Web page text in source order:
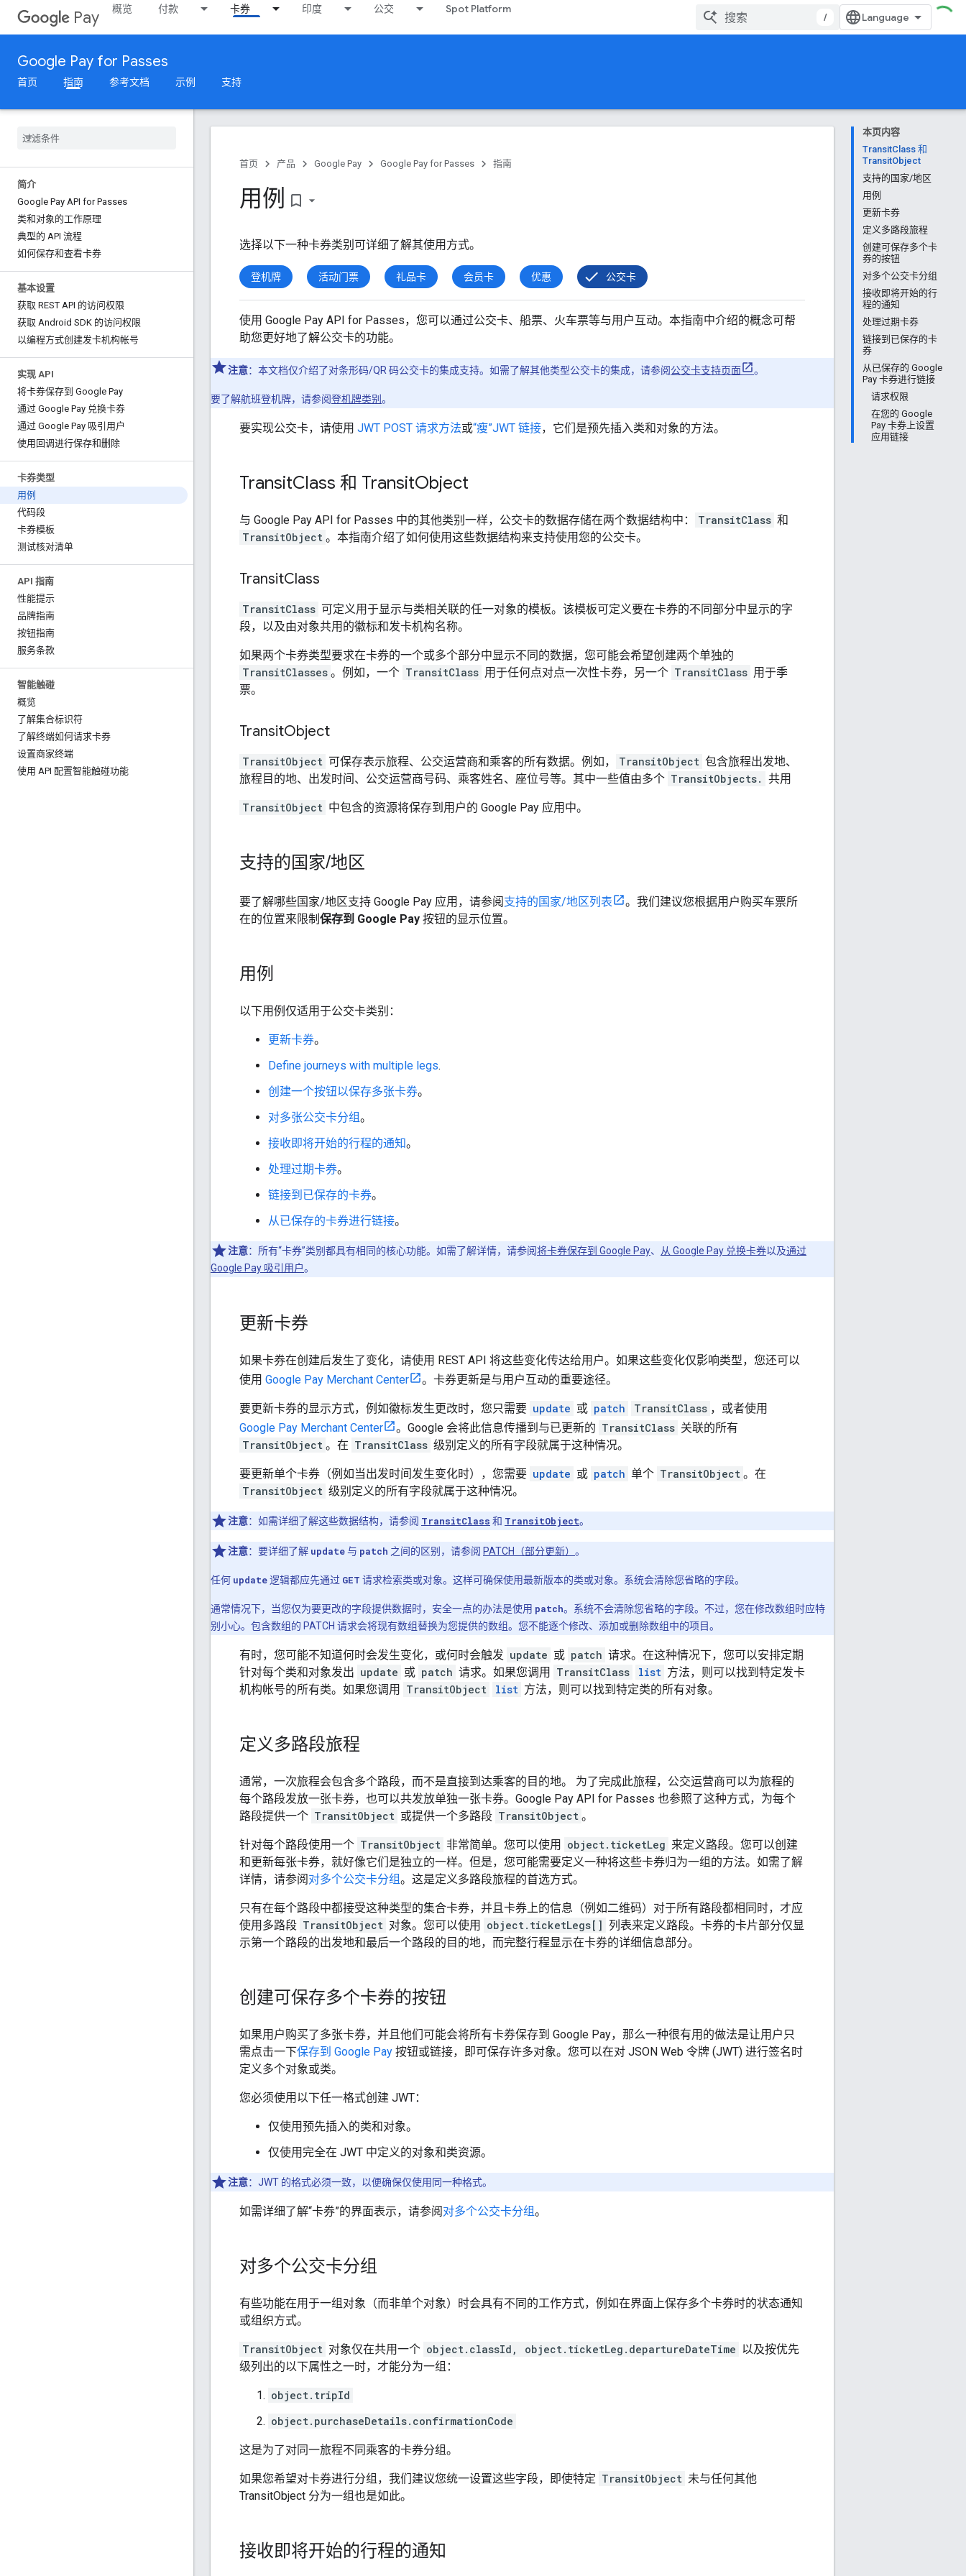
Pay 概览 付款 卡券 印度 公交 Spot Platform
/
Google Pay for Passes
首页 指南 参考文档 示例 支持
简介
Google Pay API for Passes
类和对象的工作原理
典型的 API 流程
如何保存和查看卡券
基本设置
获取 REST API 的访问权限
获取 Android SDK 的访问权限
以编程方式创建发卡机构帐号
实现 API
将卡券保存到 Google Pay
通过 Google Pay 兑换卡券
通过 Google Pay 吸引用户
使用回调进行保存和删除
卡券类型
用例
代码段
卡券模板
测试核对清单
API 指南
性能提示
品牌指南
按钮指南
服务条款
智能触碰
概览
了解集合标识符
了解终端如何请求卡券
设置商家终端
使用 API 配置智能触碰功能
本页内容
TransitClass 和
TransitObject
支持的国家/地区
用例
更新卡券
定义多路段旅程
创建可保存多个卡
券的按钮
对多个公交卡分组
接收即将开始的行
程的通知
处理过期卡券
链接到已保存的卡
券
从已保存的 Google
Pay 卡券进行链接
请求权限
在您的 Google
Pay 卡券上设置
应用链接
首页 产品 Google Pay Google Pay for Passes 指南
用例 bookmark_border
选择以下一种卡券类别可详细了解其使用方式。
登机牌 活动门票 礼品卡 会员卡 优惠 公交卡
使用 Google Pay API for Passes，您可以通过公交卡、船票、火车票等与用户互动。本指南中介绍的概念可帮
助您更好地了解公交卡的功能。
注意：本文档仅介绍了对条形码/QR 码公交卡的集成支持。如需了解其他类型公交卡的集成，请参阅公交卡支持页面 。
要了解航班登机牌，请参阅登机牌类别 。
要实现公交卡，请使用 JWT POST 请求方法或“瘦”JWT 链接，它们是预先插入类和对象的方法。
TransitClass 和 TransitObject
与 Google Pay API for Passes 中的其他类别一样，公交卡的数据存储在两个数据结构中： TransitClass 和
TransitObject 。本指南介绍了如何使用这些数据结构来支持使用您的公交卡。
TransitClass
TransitClass 可定义用于显示与类相关联的任一对象的模板。该模板可定义要在卡券的不同部分中显示的字
段，以及由对象共用的徽标和发卡机构名称。
如果两个卡券类型要求在卡券的一个或多个部分中显示不同的数据，您可能会希望创建两个单独的
TransitClasses 。例如，一个 TransitClass 用于任何点对点一次性卡券，另一个 TransitClass 用于季
票。
TransitObject
TransitObject 可保存表示旅程、公交运营商和乘客的所有数据。例如， TransitObject 包含旅程出发地、
旅程目的地、出发时间、公交运营商号码、乘客姓名、座位号等。其中一些值由多个 TransitObjects. 共用
TransitObject 中包含的资源将保存到用户的 Google Pay 应用中。
支持的国家/地区
要了解哪些国家/地区支持 Google Pay 应用，请参阅支持的国家/地区列表
。我们建议您根据用户购买车票所
在的位置来限制 保存到 Google Pay 按钮的显示位置。
用例
以下用例仅适用于公交卡类别：
更新卡券。
Define journeys with multiple legs.
创建一个按钮以保存多张卡券。
对多张公交卡分组。
接收即将开始的行程的通知。
处理过期卡券。
链接到已保存的卡券。
从已保存的卡券进行链接。
注意：所有“卡券”类别都具有相同的核心功能。如需了解详情，请参阅将卡券保存到 Google Pay、 从 Google Pay 兑换卡券以及通过
Google Pay 吸引用户。
更新卡券
如果卡券在创建后发生了变化，请使用 REST API 将这些变化传达给用户。如果这些变化仅影响类型，您还可以
使用 Google Pay Merchant Center 。卡券更新是与用户互动的重要途径。
要更新卡券的显示方式，例如徽标发生更改时，您只需要 update 或 patch TransitClass ，或者使用
Google Pay Merchant Center
。Google 会将此信息传播到与已更新的 TransitClass 关联的所有
TransitObject 。在 TransitClass 级别定义的所有字段就属于这种情况。
要更新单个卡券（例如当出发时间发生变化时），您需要 update 或 patch 单个 TransitObject 。在
TransitObject 级别定义的所有字段就属于这种情况。
注意：如需详细了解这些数据结构，请参阅 TransitClass 和 TransitObject。
注意：要详细了解 update与 patch 之间的区别，请参阅 PATCH（部分更新） 。
任何 update逻辑都应先通过 GET 请求检索类或对象。这样可确保使用最新版本的类或对象。系统会清除您省略的字段。
通常情况下，当您仅为要更改的字段提供数据时，安全一点的办法是使用 patch。系统不会清除您省略的字段。不过，您在修改数组时应特
别小心。包含数组的 PATCH 请求会将现有数组替换为您提供的数组。您不能逐个修改、添加或删除数组中的项目。
有时，您可能不知道何时会发生变化，或何时会触发 update 或 patch 请求。在这种情况下，您可以安排定期
针对每个类和对象发出 update 或 patch 请求。如果您调用 TransitClass list 方法，则可以找到特定发卡
机构帐号的所有类。如果您调用
TransitObject list 方法，则可以找到特定类的所有对象。
定义多路段旅程
通常，一次旅程会包含多个路段，而不是直接到达乘客的目的地。 为了完成此旅程，公交运营商可以为旅程的
每个路段发放一张卡券，也可以共发放单独一张卡券。Google Pay API for Passes 也参照了这种方式，为每个
路段提供一个 TransitObject 或提供一个多路段 TransitObject 。
针对每个路段使用一个 TransitObject 非常简单。您可以使用 object.ticketLeg 来定义路段。您可以创建
和更新每张卡券，就好像它们是独立的一样。但是，您可能需要定义一种将这些卡券归为一组的方法。如需了解
详情，请参阅对多个公交卡分组。这是定义多路段旅程的首选方式。
只有在每个路段中都接受这种类型的集合卡券，并且卡券上的信息（例如二维码）对于所有路段都相同时，才应
使用多路段 TransitObject 对象。您可以使用 object.ticketLegs[] 列表来定义路段。卡券的卡片部分仅显
示第一个路段的出发地和最后一个路段的目的地，而完整行程显示在卡券的详细信息部分。
创建可保存多个卡券的按钮
如果用户购买了多张卡券，并且他们可能会将所有卡券保存到 Google Pay，那么一种很有用的做法是让用户只
需点击一下保存到 Google Pay 按钮或链接，即可保存许多对象。您可以在对 JSON Web 令牌 (JWT) 进行签名时
定义多个对象或类。
您必须使用以下任一格式创建 JWT：
仅使用预先插入的类和对象。
仅使用完全在 JWT 中定义的对象和类资源。
注意：JWT 的格式必须一致，以便确保仅使用同一种格式。
如需详细了解“卡券”的界面表示，请参阅对多个公交卡分组。
对多个公交卡分组
有些功能在用于一组对象（而非单个对象）时会具有不同的工作方式，例如在界面上保存多个卡券时的状态通知
或组织方式。
TransitObject 对象仅在共用一个 object.classId, object.ticketLeg.departureDateTime 以及按优先
级列出的以下属性之一时，才能分为一组：
object.tripId
object.purchaseDetails.confirmationCode
这是为了对同一旅程不同乘客的卡券分组。
如果您希望对卡券进行分组，我们建议您统一设置这些字段，即使特定 TransitObject 未与任何其他
TransitObject 分为一组也是如此。
接收即将开始的行程的通知